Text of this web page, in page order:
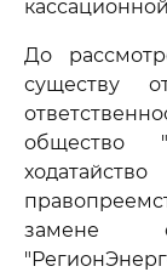
До
существу
общество
замене